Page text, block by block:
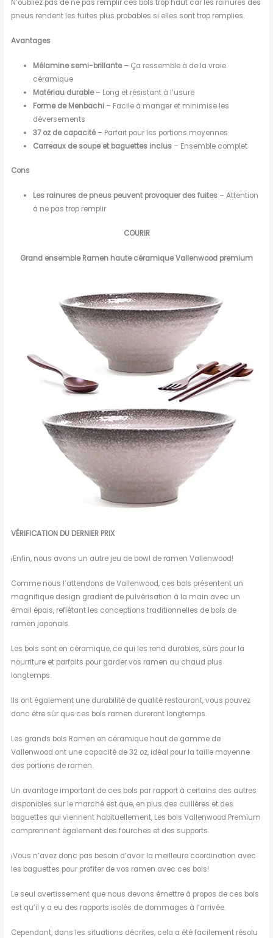
N’oubliez pas de ne pas remplir ces bols trop haut car les rainures des
pneus rendent les fuites plus probables si elles sont trop remplies.
Avantages
Mélamine semi-brillante– Ça ressemble à de la vraie
céramique
Matériau durable– Long et résistant à l’usure
Forme de Menbachi– Facile à manger et minimise les
déversements
37 oz de capacité– Parfait pour les portions moyennes
Carreaux de soupe et baguettes inclus– Ensemble complet
Cons
Les rainures de pneus peuvent provoquer des fuites– Attention
à ne pas trop remplir
COURIR
Grand ensemble Ramen haute céramique Vallenwood premium
VÉRIFICATION DU DERNIER PRIX
¡Enfin, nous avons un autre jeu de bowl de ramen Vallenwood!
Comme nous l’attendons de Vallenwood, ces bols présentent un
magnifique design gradient de pulvérisation à la main avec un
émail épais, reflétant les conceptions traditionnelles de bols de
ramen japonais.
Les bols sont en céramique, ce qui les rend durables, sûrs pour la
nourriture et parfaits pour garder vos ramen au chaud plus
longtemps.
Ils ont également une durabilité de qualité restaurant, vous pouvez
donc être sûr que ces bols ramen dureront longtemps.
Les grands bols Ramen en céramique haut de gamme de
Vallenwood ont une capacité de 32 oz, idéal pour la taille moyenne
des portions de ramen.
Un avantage important de ces bols par rapport à certains des autres
disponibles sur le marché est que, en plus des cuillères et des
baguettes qui viennent habituellement, Les bols Vallenwood Premium
comprennent également des fourches et des supports.
¡Vous n’avez donc pas besoin d’avoir la meilleure coordination avec
les baguettes pour profiter de vos ramen avec ces bols!
Le seul avertissement que nous devons émettre à propos de ces bols
est qu’il y a eu des rapports isolés de dommages à l’arrivée.
Cependant, dans les situations décrites, cela a été facilement résolu